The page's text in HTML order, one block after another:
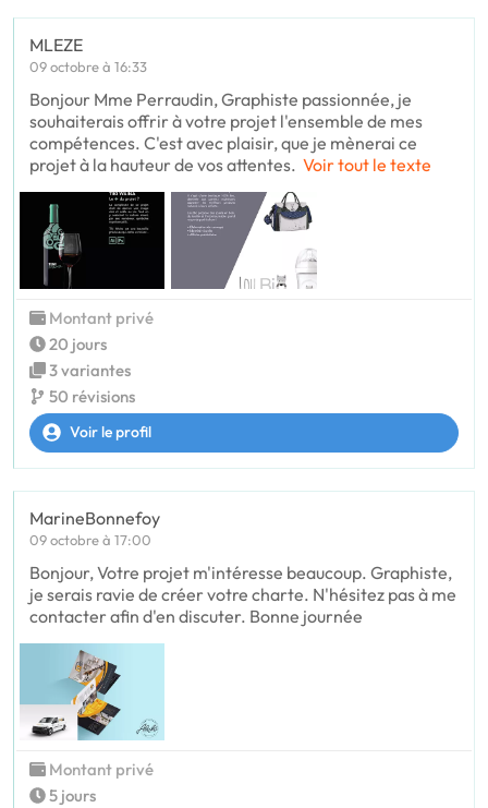
MLEZE
09 octobre à 16:33
Bonjour Mme Perraudin, Graphiste passionnée, je
souhaiterais offrir à votre projet l'ensemble de mes
compétences. C'est avec plaisir, que je mènerai ce
projet à la hauteur de vos attentes. Voir tout le texte
Montant privé
20 jours
3 variantes
50 révisions
Voir le profil
MarineBonnefoy
09 octobre à 17:00
Bonjour, Votre projet m'intéresse beaucoup. Graphiste,
je serais ravie de créer votre charte. N'hésitez pas à me
contacter afin d'en discuter. Bonne journée
Montant privé
5 jours